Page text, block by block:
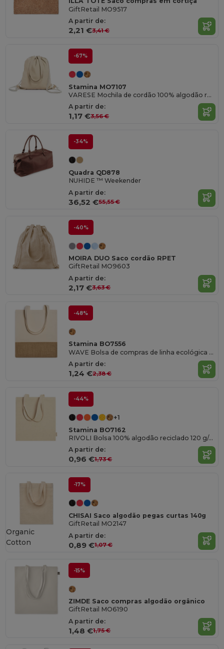
GiftRetail MO9517
A partir de:
2,21 €3,41 €
-67%
Stamina MO7107
VARESE Mochila de cordão 100% algodão reciclado 140 g/m² em acabamento marmoreado com alças de 70cm de comprimento e cordões de cor natural
A partir de:
1,17 €3,56 €
-34%
Quadra QD878
NUHIDE ™ Weekender
A partir de:
36,52 €55,55 €
-40%
MOIRA DUO Saco cordão RPET
GiftRetail MO9603
A partir de:
2,17 €3,63 €
-48%
Stamina BO7556
WAVE Bolsa de compras de linha ecológica em algodão de 120 gsm e juta
A partir de:
1,24 €2,38 €
-44%
+1
Stamina BO7162
RIVOLI Bolsa 100% algodão reciclado 120 g/m² em acabamento marmoreado com alças de 70cm
A partir de:
0,96 €1,73 €
-17%
CHISAI Saco algodão pegas curtas 140g
GiftRetail MO2147
A partir de:
0,89 €1,07 €
Organic
Cotton
-15%
ZIMDE Saco compras algodão orgânico
GiftRetail MO6190
A partir de:
1,48 €1,75 €